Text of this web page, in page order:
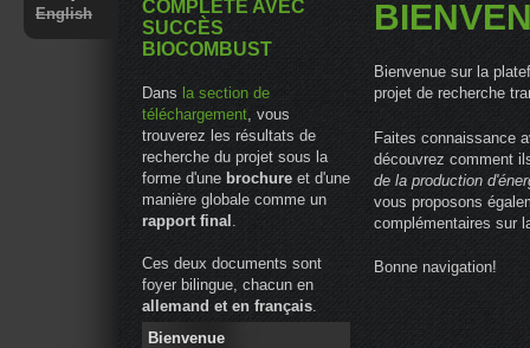
Bienvenue sur la
projet de recherche
Faites connaissance
découvrez comment
de la production
vous proposons
complémentaires sur
Bonne navigation!
COMPLÉTÉ AVEC
SUCCÈS
BIOCOMBUST
Dans la section de
téléchargement, vous
trouverez les résultats de
recherche du projet sous la
forme d'une brochure et d'une
manière globale comme un
rapport final .
Ces deux documents sont
foyer bilingue, chacun en
allemand et en français.
English
Bienvenue